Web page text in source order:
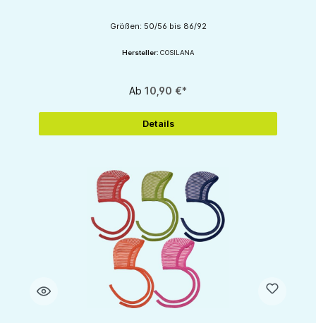
Größen: 50/56 bis 86/92
Hersteller: COSILANA
Ab 10,90 €*
Details